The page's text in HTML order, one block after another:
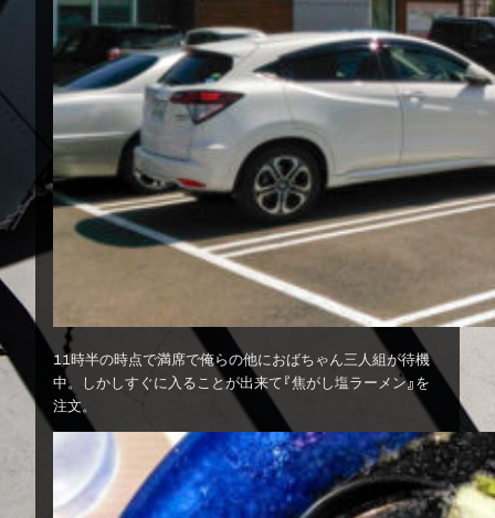
11時半の時点で満席で俺らの他におばちゃん三人組が待機
中。しかしすぐに入ることが出来て『焦がし塩ラーメン』を
注文。